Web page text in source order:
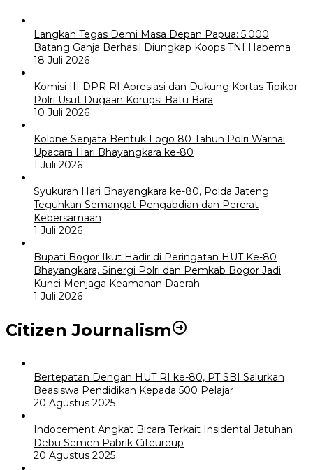
Langkah Tegas Demi Masa Depan Papua: 5.000
Batang Ganja Berhasil Diungkap Koops TNI Habema
18 Juli 2026
Komisi III DPR RI Apresiasi dan Dukung Kortas Tipikor
Polri Usut Dugaan Korupsi Batu Bara
10 Juli 2026
Kolone Senjata Bentuk Logo 80 Tahun Polri Warnai
Upacara Hari Bhayangkara ke-80
1 Juli 2026
Syukuran Hari Bhayangkara ke-80, Polda Jateng
Teguhkan Semangat Pengabdian dan Pererat
Kebersamaan
1 Juli 2026
Bupati Bogor Ikut Hadir di Peringatan HUT Ke-80
Bhayangkara, Sinergi Polri dan Pemkab Bogor Jadi
Kunci Menjaga Keamanan Daerah
1 Juli 2026
Citizen Journalism
Bertepatan Dengan HUT RI ke-80, PT SBI Salurkan
Beasiswa Pendidikan Kepada 500 Pelajar
20 Agustus 2025
Indocement Angkat Bicara Terkait Insidental Jatuhan
Debu Semen Pabrik Citeureup
20 Agustus 2025